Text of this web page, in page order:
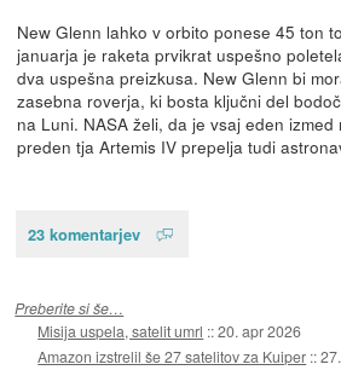
New Glenn lahko v orbito ponese 45 ton
januarja je raketa prvikrat uspešno
dva uspešna preizkusa. New Glenn bi
zasebna roverja, ki bosta ključni del
na Luni. NASA želi, da je vsaj eden
preden tja Artemis IV prepelja tudi
23 komentarjev
Preberite si še…
Misija uspela, satelit umrl ::20. apr 2026
Amazon izstrelil še 27 satelitov za Kuiper ::